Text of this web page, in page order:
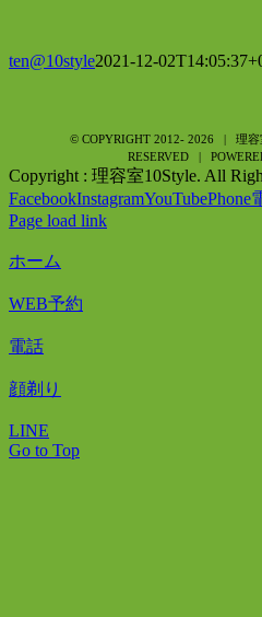
ten@10style2021-12-
© COPYRIGHT 2012- 2026 | 理容
RESERVED |
Copyright : 理容室10Style. All
FacebookInstagramYouTubePhone
Page load link
ホーム
WEB予約
電話
顔剃り
LINE
Go to Top